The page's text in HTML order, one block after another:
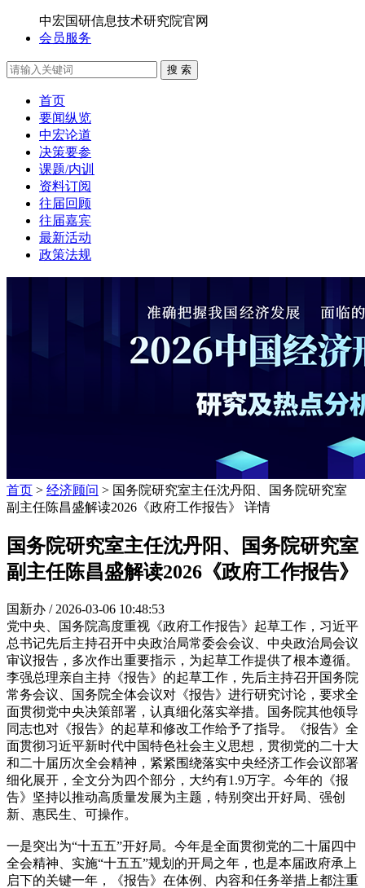
中宏国研信息技术研究院官网
会员服务
搜 索
首页
要闻纵览
中宏论道
决策要参
课题/内训
资料订阅
往届回顾
往届嘉宾
最新活动
政策法规
首页 > 经济顾问 > 国务院研究室主任沈丹阳、国务院研究室
副主任陈昌盛解读2026《政府工作报告》 详情
国务院研究室主任沈丹阳、国务院研究室
副主任陈昌盛解读2026《政府工作报告》
国新办 / 2026-03-06 10:48:53
党中央、国务院高度重视《政府工作报告》起草工作，习近平
总书记先后主持召开中央政治局常委会会议、中央政治局会议
审议报告，多次作出重要指示，为起草工作提供了根本遵循。
李强总理亲自主持《报告》的起草工作，先后主持召开国务院
常务会议、国务院全体会议对《报告》进行研究讨论，要求全
面贯彻党中央决策部署，认真细化落实举措。国务院其他领导
同志也对《报告》的起草和修改工作给予了指导。《报告》全
面贯彻习近平新时代中国特色社会主义思想，贯彻党的二十大
和二十届历次全会精神，紧紧围绕落实中央经济工作会议部署
细化展开，全文分为四个部分，大约有1.9万字。今年的《报
告》坚持以推动高质量发展为主题，特别突出开好局、强创
新、惠民生、可操作。
一是突出为“十五五”开好局。今年是全面贯彻党的二十届四中
全会精神、实施“十五五”规划的开局之年，也是本届政府承上
启下的关键一年，《报告》在体例、内容和任务举措上都注重